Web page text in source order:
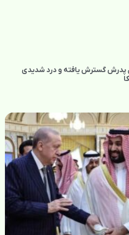
پدرش گسترش یافته و درد شدیدی